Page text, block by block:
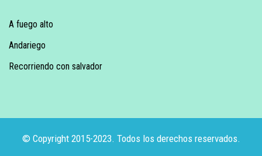
A fuego alto
Andariego
Recorriendo con salvador
© Copyright 2015-2023. Todos los derechos reservados.